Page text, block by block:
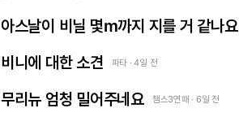
아스날이 비닐 몇m까지 지를 거 같나요
비니에 대한 소견 파타 · 4일 전
무리뉴 엄청 밀어주네요 챔스3연패 · 6일 전